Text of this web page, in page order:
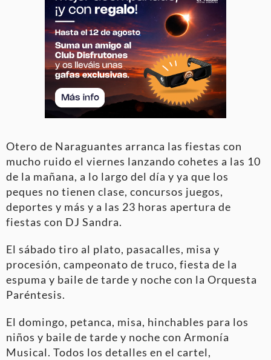
Otero de Naraguantes arranca las fiestas con
mucho ruido el viernes lanzando cohetes a las 10
de la mañana, a lo largo del día y ya que los
peques no tienen clase, concursos juegos,
deportes y más y a las 23 horas apertura de
fiestas con DJ Sandra.
El sábado tiro al plato, pasacalles, misa y
procesión, campeonato de truco, fiesta de la
espuma y baile de tarde y noche con la Orquesta
Paréntesis.
El domingo, petanca, misa, hinchables para los
niños y baile de tarde y noche con Armonía
Musical. Todos los detalles en el cartel,